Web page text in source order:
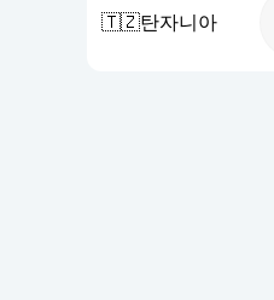
🇹🇿탄자니아